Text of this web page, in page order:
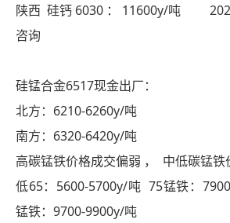
陕西 硅钙 6030 ： 11600y/吨
咨询
硅锰合金6517现金出厂：
北方：6210-6260y/吨
南方：6320-6420y/吨
高碳锰铁价格成交偏弱 ， 中低碳锰铁
低65：5600-5700y/吨 75锰铁：
锰铁：9700-9900y/吨